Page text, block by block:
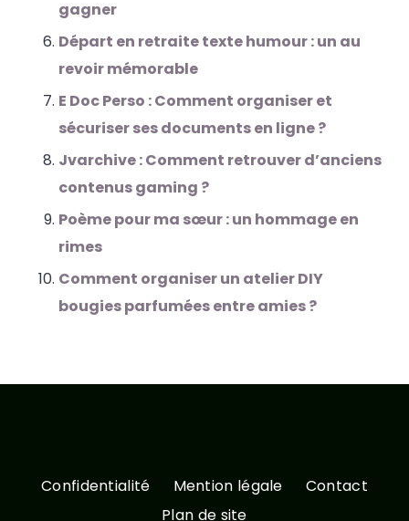
gagner
Départ en retraite texte humour : un au
revoir mémorable
E Doc Perso : Comment organiser et
sécuriser ses documents en ligne ?
Jvarchive : Comment retrouver d’anciens
contenus gaming ?
Poème pour ma sœur : un hommage en
rimes
Comment organiser un atelier DIY
bougies parfumées entre amies ?
Confidentialité Mention légale
Contact
Plan de site